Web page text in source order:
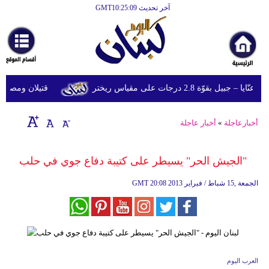
آخر تحديث GMT10:25:09
أخبارعاجلة
رياضة
ثقافة
إقتصاد
وموسيقى
وتغذية
قتيلان ومصابون جراء 14 غارة إسرائيلية على 2.8 درجات على مقياس ريختر
أخبارعاجلة » أخبار عاجلة
"الجيش الحر" يسيطر على كتيبة دفاع جوي في حلب
GMT 20:08 2013 الجمعة ,15 شباط / فبراير
العرب اليوم